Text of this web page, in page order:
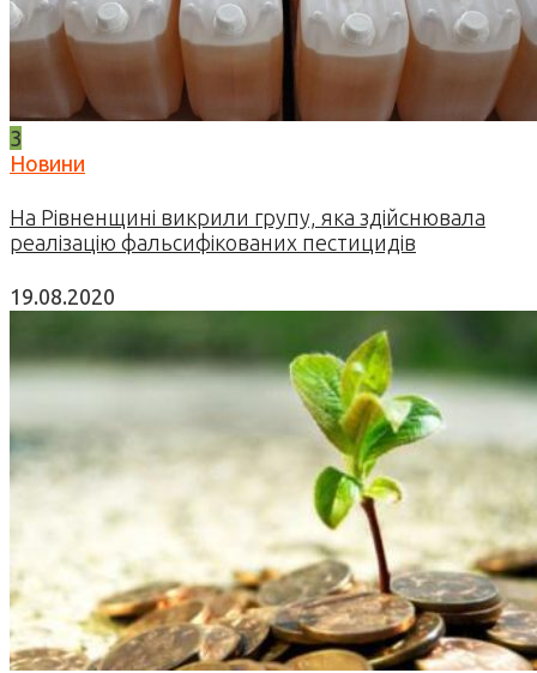
3
Новини
На Рівненщині викрили групу, яка здійснювала
реалізацію фальсифікованих пестицидів
19.08.2020